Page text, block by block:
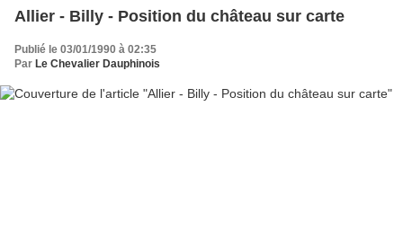
Allier - Billy - Position du château sur carte
Publié le 03/01/1990 à 02:35
Par Le Chevalier Dauphinois